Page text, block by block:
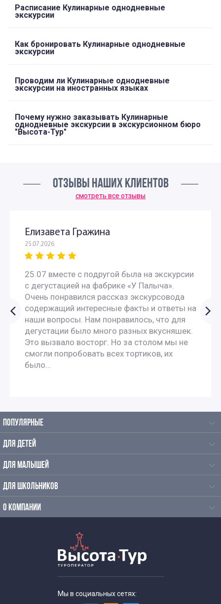
Расписание Кулинарные однодневные
экскурсии
Как бронировать Кулинарные однодневные
экскурсии
Проводим ли Кулинарные однодневные
экскурсии на иностранных языках
Почему нужно заказывать Кулинарные
однодневные экскурсии в экскурсионном бюро
"Высота-Тур"
ОТЗЫВЫ НАШИХ КЛИЕНТОВ
смотреть все отзывы
Елизавета Гражина
25.07.2026
25.07 вместе с подругой была на экскурсии
с дегустацией на фабрике «У Палыча».
Очень понравился рассказ экскурсовода
содержащий интересные факты и ответы на
наши вопросы. Нам понравилось, что для
дегустации было много разных вкусняшек.
Это вызвало восторг. Но за столом мы не
смогли попробовать всех тортиков, их
было...
ПОПУЛЯРНЫЕ
ДЛЯ ДЕТЕЙ
ДЛЯ МАЛЫШЕЙ
ДЛЯ ШКОЛЬНИКОВ
О КОМПАНИИ
Мы в социальных сетях: